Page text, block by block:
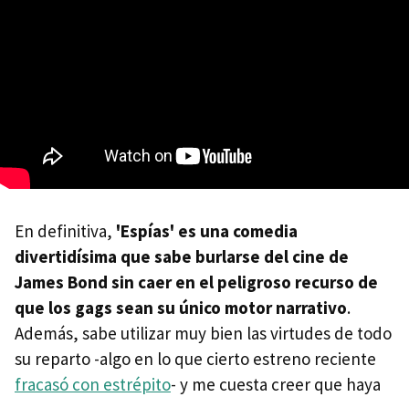
En definitiva, 'Espías' es una comedia
divertidísima que sabe burlarse del cine de
James Bond sin caer en el peligroso recurso de
que los gags sean su único motor narrativo.
Además, sabe utilizar muy bien las virtudes de todo
su reparto -algo en lo que cierto estreno reciente
fracasó con estrépito- y me cuesta creer que haya